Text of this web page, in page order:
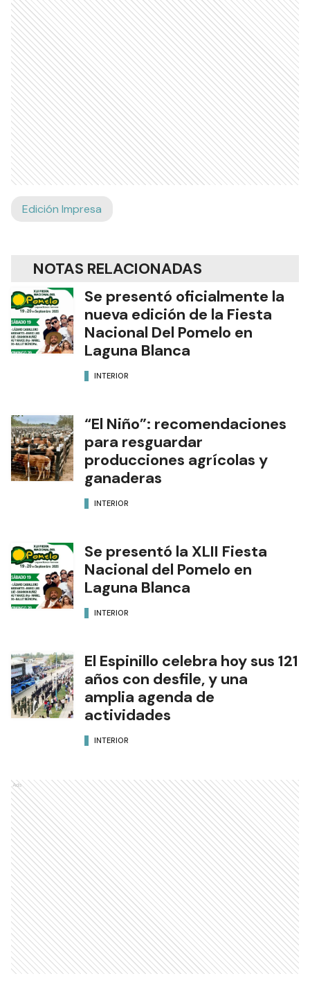
Edición Impresa
NOTAS RELACIONADAS
Se presentó oficialmente la
nueva edición de la Fiesta
Nacional Del Pomelo en
Laguna Blanca
INTERIOR
“El Niño”: recomendaciones
para resguardar
producciones agrícolas y
ganaderas
INTERIOR
Se presentó la XLII Fiesta
Nacional del Pomelo en
Laguna Blanca
INTERIOR
El Espinillo celebra hoy sus 121
años con desfile, y una
amplia agenda de
actividades
INTERIOR
Ads